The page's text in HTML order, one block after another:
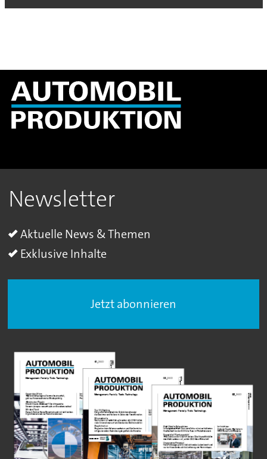
Newsletter
Aktuelle News & Themen
Exklusive Inhalte
Jetzt abonnieren